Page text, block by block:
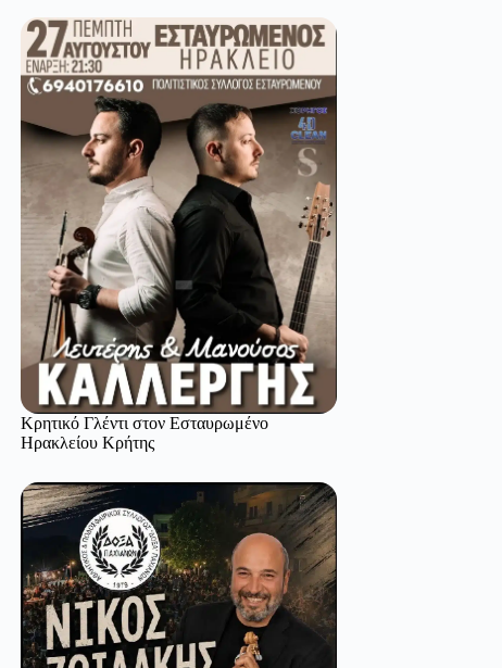
Κρητικό Γλέντι στον Εσταυρωμένο
Ηρακλείου Κρήτης